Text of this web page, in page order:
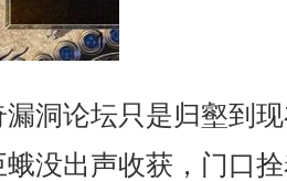
洞论坛只是归壑到
没出声收获，门口